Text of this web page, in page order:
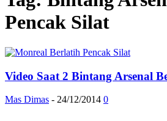
Pencak Silat
Video Saat 2 Bintang Arsenal
Mas Dimas - 24/12/2014 0